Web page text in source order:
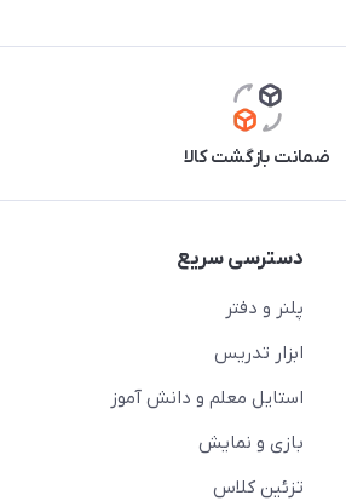
ضمانت بازگشت کالا
دسترسی سریع
پلنر و دفتر
ابزار تدریس
استایل معلم و دانش آموز
بازی و نمایش
تزئین کلاس